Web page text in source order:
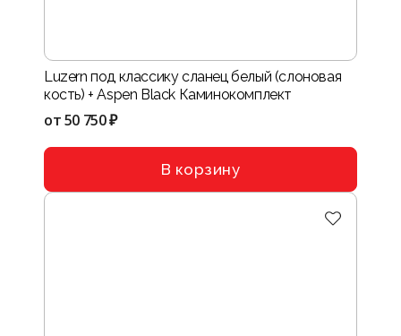
Luzern под классику сланец белый (слоновая
кость) + Aspen Black Каминокомплект
от50 750 ₽
В корзину